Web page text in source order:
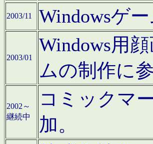
2003/11 Windowsゲ
2003/01
Windows用
ムの制作に
2002～
継続中
コミックマ
加。